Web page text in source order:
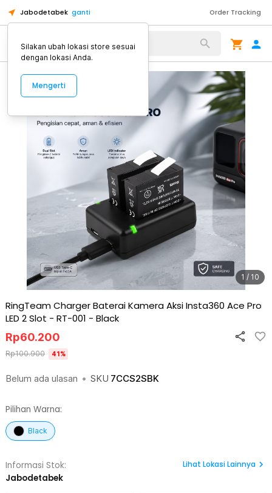
Jabodetabek ganti Order Tracking
Alat Kopi
1 / 10
RingTeam Charger Baterai Kamera Aksi Insta360 Ace Pro
LED 2 Slot - RT-001 - Black
Belum ada ulasan • SKU 7CCS2SBK
Rp60.200
Rp100.900 41%
Pilihan Warna:
Black
Informasi Stok:
Jabodetabek
Lihat Lokasi Lainnya
Silakan ubah lokasi store sesuai
dengan lokasi Anda.
Mengerti